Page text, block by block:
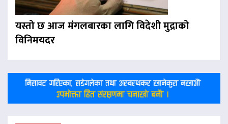
यस्तो छ आज मंगलबारका लागि विदेशी मुद्राको
विनिमयदर